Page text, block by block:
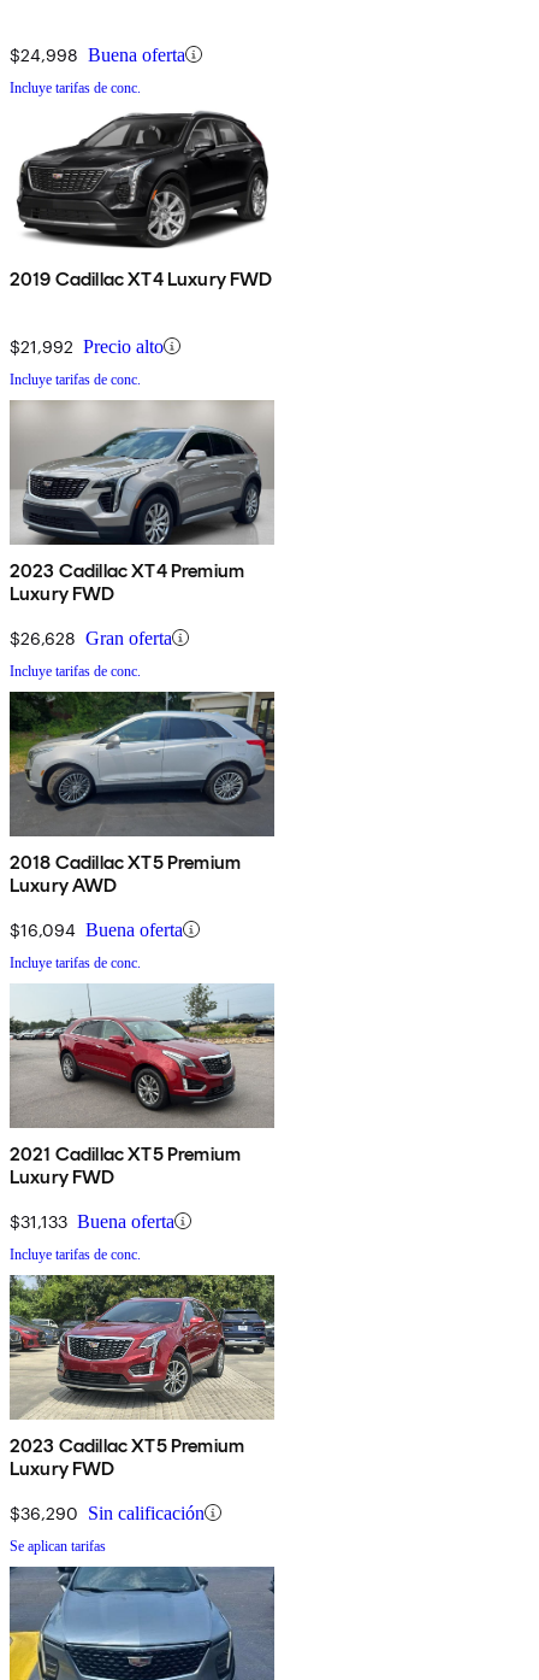
$24,998 Buena oferta
Incluye tarifas de conc.
2019 Cadillac XT4 Luxury FWD
$21,992 Precio alto
Incluye tarifas de conc.
2023 Cadillac XT4 Premium
Luxury FWD
$26,628 Gran oferta
Incluye tarifas de conc.
2018 Cadillac XT5 Premium
Luxury AWD
$16,094 Buena oferta
Incluye tarifas de conc.
2021 Cadillac XT5 Premium
Luxury FWD
$31,133 Buena oferta
Incluye tarifas de conc.
2023 Cadillac XT5 Premium
Luxury FWD
$36,290 Sin calificación
Se aplican tarifas